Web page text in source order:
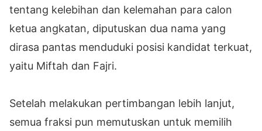
tentang kelebihan dan kelemahan para calon
ketua angkatan, diputuskan dua nama yang
dirasa pantas menduduki posisi kandidat terkuat,
yaitu Miftah dan Fajri.
Setelah melakukan pertimbangan lebih lanjut,
semua fraksi pun memutuskan untuk memilih